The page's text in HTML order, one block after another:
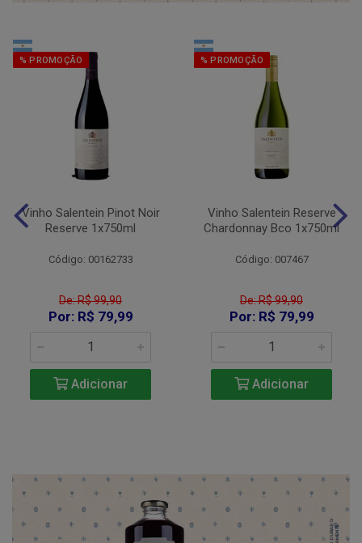
% PROMOÇÃO
Vinho Salentein Pinot Noir
Reserve 1x750ml
Código: 00162733
De: R$ 99,90
Por: R$ 79,99
Adicionar
% PROMOÇÃO
Vinho Salentein Reserve
Chardonnay Bco 1x750ml
Código: 007467
De: R$ 99,90
Por: R$ 79,99
Adicionar